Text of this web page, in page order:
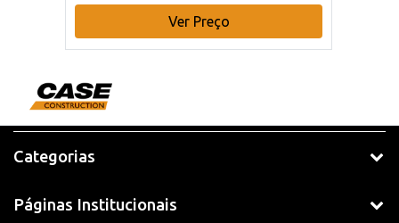
Ver Preço
Categorias
Páginas Institucionais